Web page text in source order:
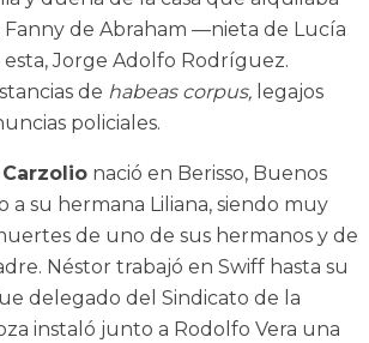
Fanny de Abraham —nieta de Lucía
Jorge Adolfo Rodríguez.
de habeas corpus, legajos
policiales.
nació en Berisso, Buenos
a su hermana Liliana, siendo muy
de uno de sus hermanos y de
Néstor trabajó en Swiff hasta su
delegado del Sindicato de la
instaló junto a Rodolfo Vera una